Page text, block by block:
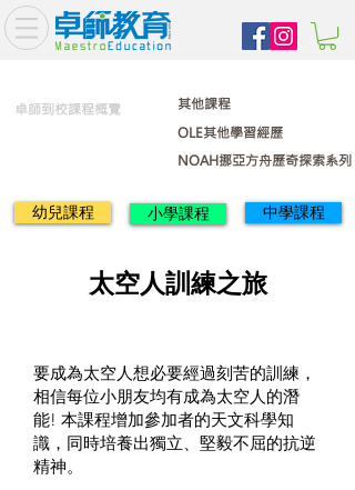
卓師到校課程概覽
OLE其他學習經歷
NOAH挪亞方舟歷奇探索系列
其他課程
幼兒課程 小學課程 中學課程
要成為太空人想必要經過刻苦的訓練，
相信每位小朋友均有成為太空人的潛
能! 本課程增加參加者的天文科學知
識，同時培養出獨立、堅毅不屈的抗逆
精神。
太空人訓練之旅